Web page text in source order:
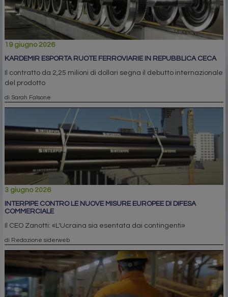
19 giugno 2026
KARDEMIR ESPORTA RUOTE FERROVIARIE IN REPUBBLICA CECA
Il contratto da 2,25 milioni di dollari segna il debutto internazionale
del prodotto
di Sarah Falsone
3 giugno 2026
INTERPIPE CONTRO LE NUOVE MISURE EUROPEE DI DIFESA
COMMERCIALE
Il CEO Zanotti: «L'Ucraina sia esentata dai contingenti»
di Redazione siderweb